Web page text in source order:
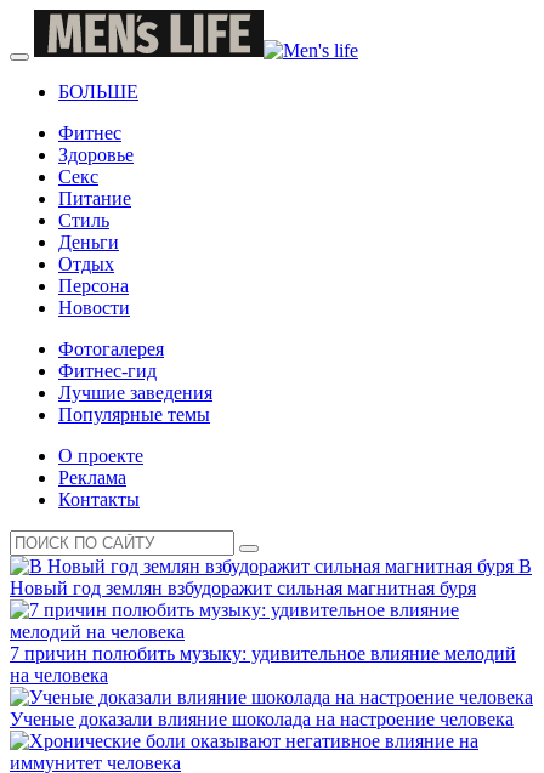
БОЛЬШЕ
Фитнес
Здоровье
Секс
Питание
Стиль
Деньги
Отдых
Персона
Новости
Фотогалерея
Фитнес-гид
Лучшие заведения
Популярные темы
О проекте
Реклама
Контакты
В
Новый год землян взбудоражит сильная магнитная буря
7 причин полюбить музыку: удивительное влияние мелодий
на человека
Ученые доказали влияние шоколада на настроение человека